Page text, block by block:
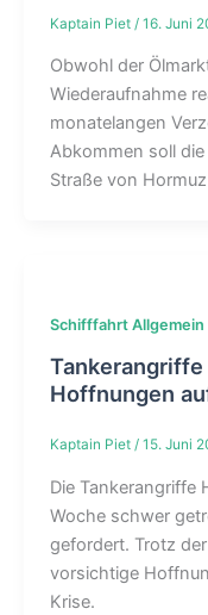
Kaptain Piet / 16. Juni
Obwohl der
Wiederaufnahme
monatelangen
Abkommen soll
Straße von
Schifffahrt Allgemein
Hoffnungen
Kaptain Piet / 15. Juni
Die Tankerangriffe
Woche schwer
gefordert. Trotz
vorsichtige
Krise.